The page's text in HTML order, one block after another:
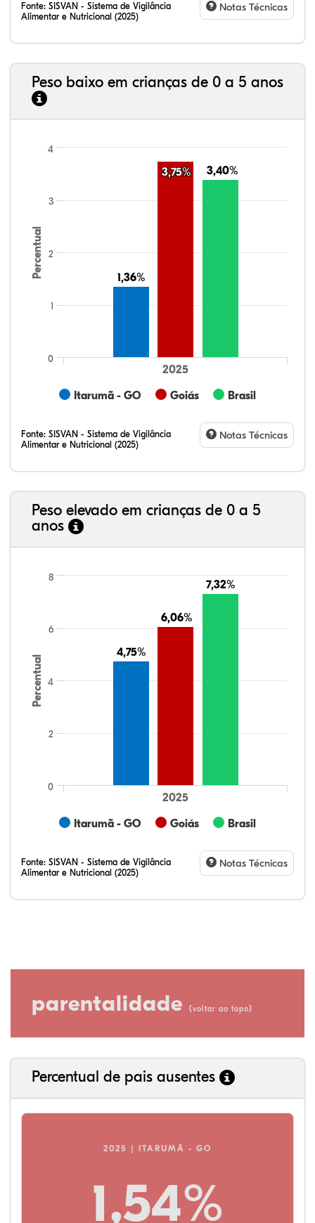
Fonte: SISVAN - Sistema de Vigilância
Alimentar e Nutricional (2025)
Notas Técnicas
Peso baixo em crianças de 0 a 5 anos
Percentual 1,36%
1,36%
3,75%
3,75% 3,40%
3,40%
Itarumã - GO Goiás Brasil
2025
0
1
2
3
4
Fonte: SISVAN - Sistema de Vigilância
Alimentar e Nutricional (2025)
Notas Técnicas
Peso elevado em crianças de 0 a 5
anos
Percentual
4,75%
4,75%
6,06%
6,06%
7,32%
7,32%
Itarumã - GO Goiás Brasil
2025
0
2
4
6
8
Fonte: SISVAN - Sistema de Vigilância
Alimentar e Nutricional (2025)
Notas Técnicas
parentalidade (voltar ao topo)
Percentual de pais ausentes
2025 | ITARUMÃ - GO
1,54%
17,77%
6,70%
0,90%
74,05%
0,20%
0,37%
21,99%
7,16%
0,36%
66,18%
2,81%
1,50%